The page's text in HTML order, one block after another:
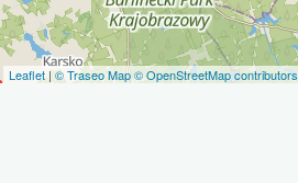
Leaflet |© Traseo Map© OpenStreetMap contributors